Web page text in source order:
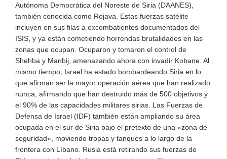
Autónoma Democrática del Noreste de Siria (DAANES),
también conocida como Rojava. Estas fuerzas satélite
incluyen en sus filas a excombatientes documentados del
ISIS, y ya están cometiendo horrendas brutalidades en las
zonas que ocupan. Ocuparon y tomaron el control de
Shehba y Manbij, amenazando ahora con invadir Kobane. Al
mismo tiempo, Israel ha estado bombardeando Siria en lo
que afirman ser la mayor operación aérea que han realizado
nunca, afirmando que han destruido más de 500 objetivos y
el 90% de las capacidades militares sirias. Las Fuerzas de
Defensa de Israel (IDF) también están ampliando su área
ocupada en el sur de Siria bajo el pretexto de una «zona de
seguridad», moviendo tropas y tanques a lo largo de la
frontera con Líbano. Rusia está retirando sus fuerzas de